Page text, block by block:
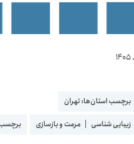
برچسب استان‌ها:تهران
زیبایی شناسی مرمت و بازسازی